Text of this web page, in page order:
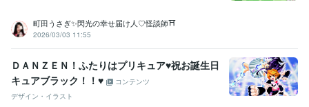
町田うさぎ✨閃光の幸せ届け人♡怪談師⛩️
2026/03/03 11:55
ＤＡＮＺＥＮ！ふたりはプリキュア♥祝お誕生日
キュアブラック！！♥
コンテンツ
デザイン・イラスト